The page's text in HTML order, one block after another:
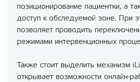
позиционирование пациентки, а
доступ к обследуемой зоне. При
позволяет проводить
режимами интервенционных
Также стоит выделить механизм
открывает возможности онлайн-